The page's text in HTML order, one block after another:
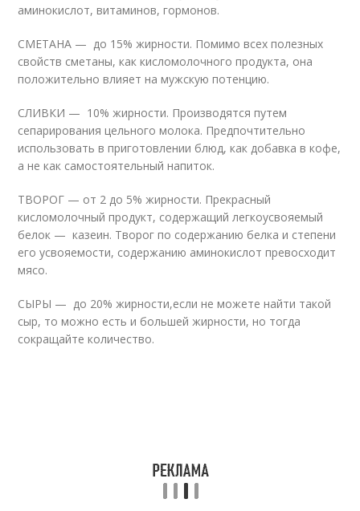
аминокислот, витаминов, гормонов.
СМЕТАНА — до 15% жирности. Помимо всех полезных
свойств сметаны, как кисломолочного продукта, она
положительно влияет на мужскую потенцию.
СЛИВКИ — 10% жирности. Производятся путем
сепарирования цельного молока. Предпочтительно
использовать в приготовлении блюд, как добавка в кофе,
а не как самостоятельный напиток.
ТВОРОГ — от 2 до 5% жирности. Прекрасный
кисломолочный продукт, содержащий легкоусвояемый
белок — казеин. Творог по содержанию белка и степени
его усвояемости, содержанию аминокислот превосходит
мясо.
СЫРЫ — до 20% жирности,если не можете найти такой
сыр, то можно есть и большей жирности, но тогда
сокращайте количество.